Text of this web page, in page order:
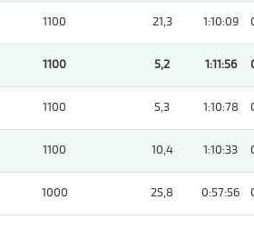
1100 21,3 1:10:09
1100 5,2 1:11:56
1100 5,3 1:10:78
1100 10,4 1:10:33
1000 25,8 0:57:56